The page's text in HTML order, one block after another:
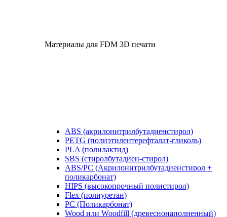
Материалы для FDM 3D печати
ABS (акрилонитрилбутадиенстирол)
PETG (полиэтилентерефталат-гликоль)
PLA (полилактид)
SBS (стиролбутадиен-стирол)
ABS/PC (Акрилонитрилбутадиенстирол +
поликарбонат)
HIPS (высокопрочный полистирол)
Flex (полиуретан)
​PC (Поликарбонат)
​Wood или Woodfill (древеснонаполненный)